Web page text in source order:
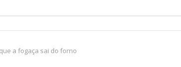
a fogaça sai do forno